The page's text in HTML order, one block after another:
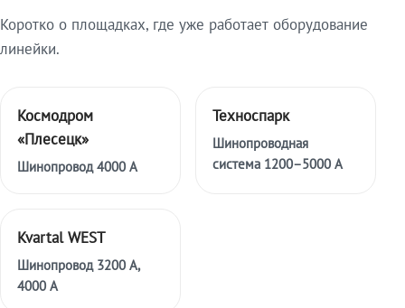
Коротко о площадках, где уже работает оборудование
линейки.
Космодром
«Плесецк»
Шинопровод 4000 А
Техноспарк
Шинопроводная
система 1200–5000 А
Kvartal WEST
Шинопровод 3200 А,
4000 А